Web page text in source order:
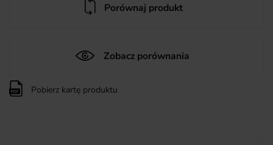
Porównaj produkt
Zobacz porównania
Pobierz kartę produktu